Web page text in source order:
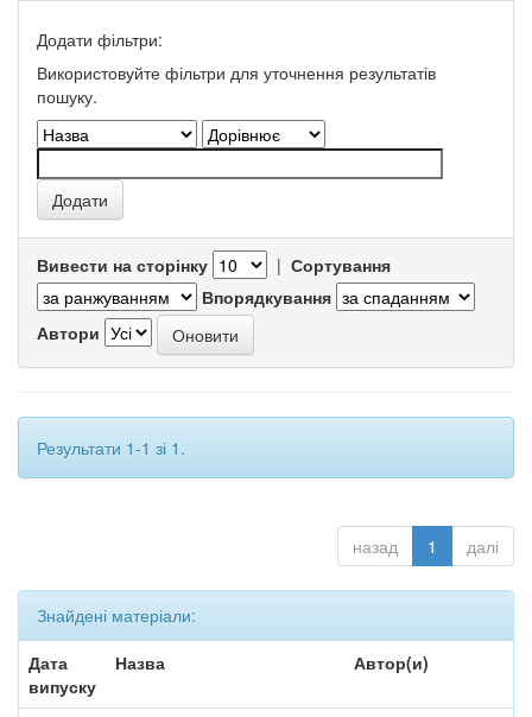
Додати фільтри:
Використовуйте фільтри для уточнення результатів
пошуку.
Вивести на сторінку | Сортування
Впорядкування
Автори
Результати 1-1 зі 1.
назад 1 далі
Знайдені матеріали:
Дата
випуску
Назва Автор(и)